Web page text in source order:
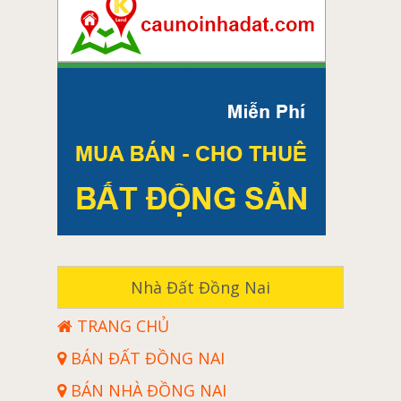
Vách Ngăn Nhôm Hondalex Hệ 56
Vách Ngăn Nhôm Hondalex Hệ 76
Vách Ngăn Nhôm Hondalex Hệ 100
Bộ vít lắp đặt Cửa
Nêm kính Cửa nhôm
Nắp đậy đầu vít, lỗ khoan
Tay đẩy hơi, tay co thuỷ lực
Súng bắn Silicon
Khoá Goal Nhật Bản
Đại lí Silicon tại Đồng Nai
Đại lí Silicon tại Long An
Nhà Đất Đồng Nai
TRANG CHỦ
BÁN ĐẤT ĐỒNG NAI
BÁN NHÀ ĐỒNG NAI